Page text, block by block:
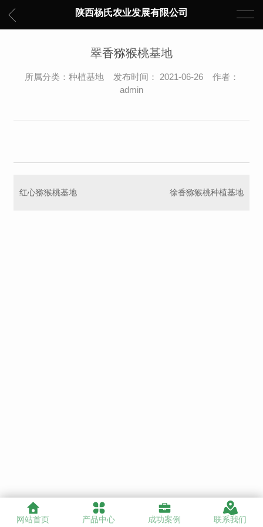
陕西杨氏农业发展有限公司
翠香猕猴桃基地
所属分类：种植基地 发布时间： 2021-06-26 作者：
admin
红心猕猴桃基地 徐香猕猴桃种植基地
网站首页 产品中心 成功案例 联系我们